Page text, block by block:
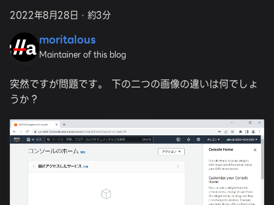
2022年8月28日 · 約3分
moritalous
Maintainer of this blog
突然ですが問題です。 下の二つの画像の違いは何でしょ
うか？